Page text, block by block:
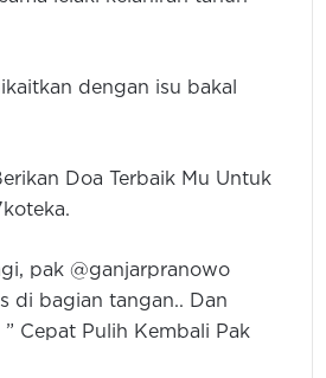
dengan isu bakal
Doa Terbaik Mu Untuk
pak @ganjarpranowo
di bagian tangan.. Dan
Cepat Pulih Kembali Pak